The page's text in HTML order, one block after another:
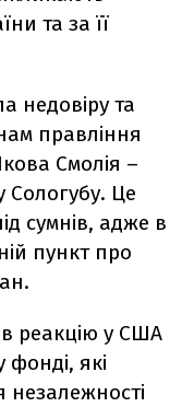
та за її
недовіру та
правління
Смолія –
Сологубу. Це
сумнів, адже в
пункт про
реакцію у США
які
незалежності